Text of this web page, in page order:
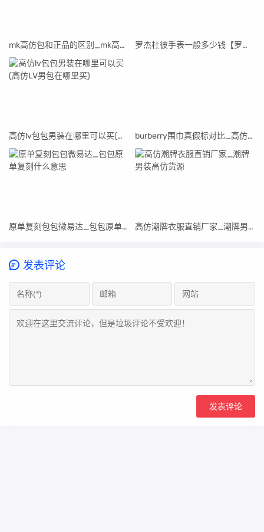
mk高仿包和正品的区别_mk高仿包包在哪买 罗杰杜彼手表一般多少钱【罗杰杜彼男士手表高仿】
高仿lv包包男装在哪里可以买(高仿LV男包在哪里买) burberry围巾真假标对比_高仿burberry围巾
原单复刻包包微易达_包包原单复刻什么意思 高仿潮牌衣服直销厂家_潮牌男装高仿货源
发表评论